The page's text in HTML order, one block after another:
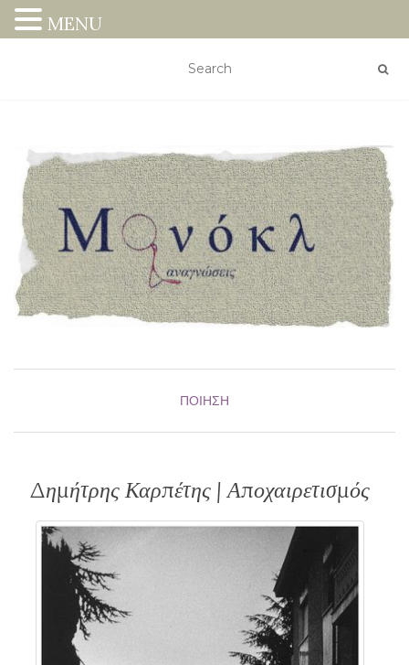
ΠΟΊΗΣΗ
Δημήτρης Καρπέτης | Αποχαιρετισμός
MENU